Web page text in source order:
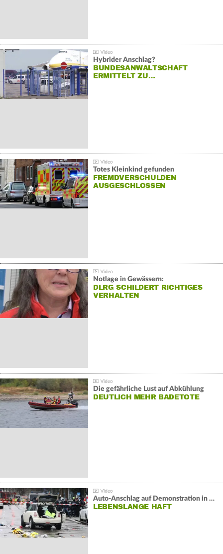
Hybrider Anschlag?
BUNDESANWALTSCHAFT
ERMITTELT ZU…
Totes Kleinkind gefunden
FREMDVERSCHULDEN
AUSGESCHLOSSEN
Notlage in Gewässern:
DLRG SCHILDERT RICHTIGES
VERHALTEN
Die gefährliche Lust auf Abkühlung
DEUTLICH MEHR BADETOTE
Auto-Anschlag auf Demonstration in München:
LEBENSLANGE HAFT